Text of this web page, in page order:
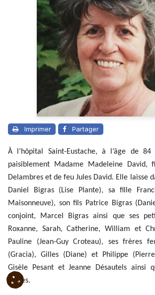
Imprimer Partager
À l’hôpital Saint-Eustache, à l’âge de
paisiblement Madame Madeleine David,
Delambres et de feu Jules David. Elle laisse
Daniel Bigras (Lise Plante), sa fille
Maisonneuve), son fils Patrice Bigras
conjoint, Marcel Bigras ainsi que ses
Roxanne, Sarah, Catherine, William et
Pauline (Jean-Guy Croteau), ses frères
(Gracia), Gilles (Diane) et Philippe
Gisèle Pesant et Jeanne Désautels ainsi
nièces.